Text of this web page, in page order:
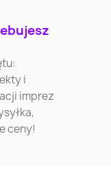
i
imprez
ceny!